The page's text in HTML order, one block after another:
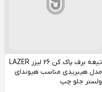
تیغه برف پاک کن 26 لیزر LAZER
مدل هیبریدی مناسب هیوندای
ولستر جلو چپ